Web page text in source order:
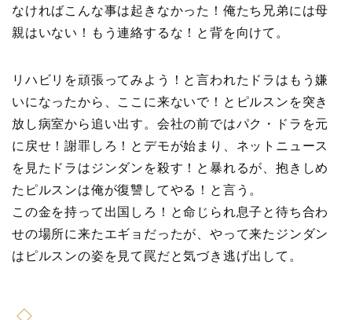
なければこんな事は起きなかった！俺たち兄弟には母
親はいない！もう連絡するな！と背を向けて。
リハビリを頑張ってみよう！と言われたドラはもう嫌
いになったから、ここに来ないで！とピルスンを突き
放し病室から追い出す。会社の前ではパク・ドラを元
に戻せ！謝罪しろ！とデモが始まり、ネットニュース
を見たドラはジンダンを殺す！と暴れるが、抱きしめ
たピルスンは俺が復讐してやる！と言う。
この金を持って出国しろ！と命じられ息子と待ち合わ
せの場所に来たエギョだったが、やって来たジンダン
はピルスンの姿を見て罠だと気づき逃げ出して。